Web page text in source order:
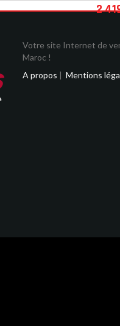
2
Votre site Internet de
Maroc !
A propos | Mentions